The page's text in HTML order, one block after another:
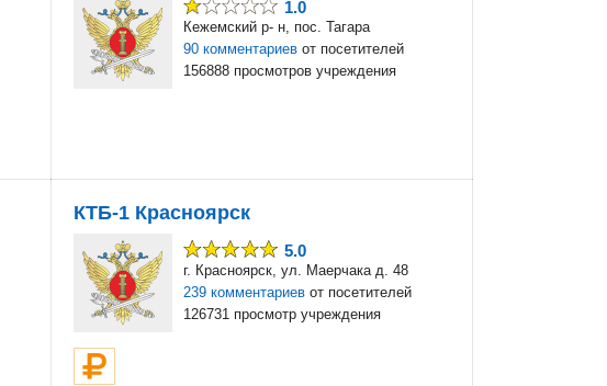
1.0
Кежемский р- н, пос. Тагара
90 комментариев от посетителей
156888 просмотров учреждения
КТБ-1 Красноярск
5.0
г. Красноярск, ул. Маерчака д. 48
239 комментариев от посетителей
126731 просмотр учреждения